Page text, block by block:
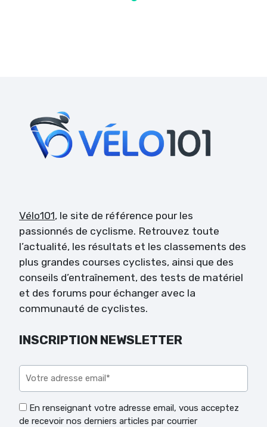
Vélo101, le site de référence pour les
passionnés de cyclisme. Retrouvez toute
l’actualité, les résultats et les classements des
plus grandes courses cyclistes, ainsi que des
conseils d’entraînement, des tests de matériel
et des forums pour échanger avec la
communauté de cyclistes.
INSCRIPTION NEWSLETTER
En renseignant votre adresse email, vous acceptez
de recevoir nos derniers articles par courrier